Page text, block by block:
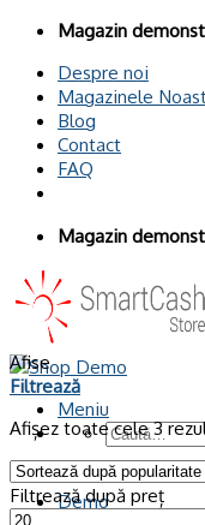
OmitețiMagazin
Despre noi
Magazinele
Blog
Contact
FAQ
Magazin
Meniu
Caută
după:
Demo
Afise
Filtrează
Afișez toate cele 3
Filtrează după preț